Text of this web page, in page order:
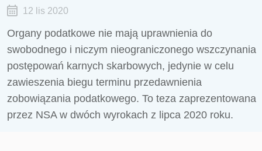
12 lis 2020
Organy podatkowe nie mają uprawnienia do
swobodnego i niczym nieograniczonego wszczynania
postępowań karnych skarbowych, jedynie w celu
zawieszenia biegu terminu przedawnienia
zobowiązania podatkowego. To teza zaprezentowana
przez NSA w dwóch wyrokach z lipca 2020 roku.